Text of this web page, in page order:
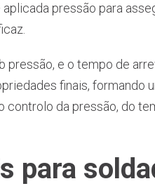
pressão para
pressão, e o tempo de
finais, formando
da pressão, do
para